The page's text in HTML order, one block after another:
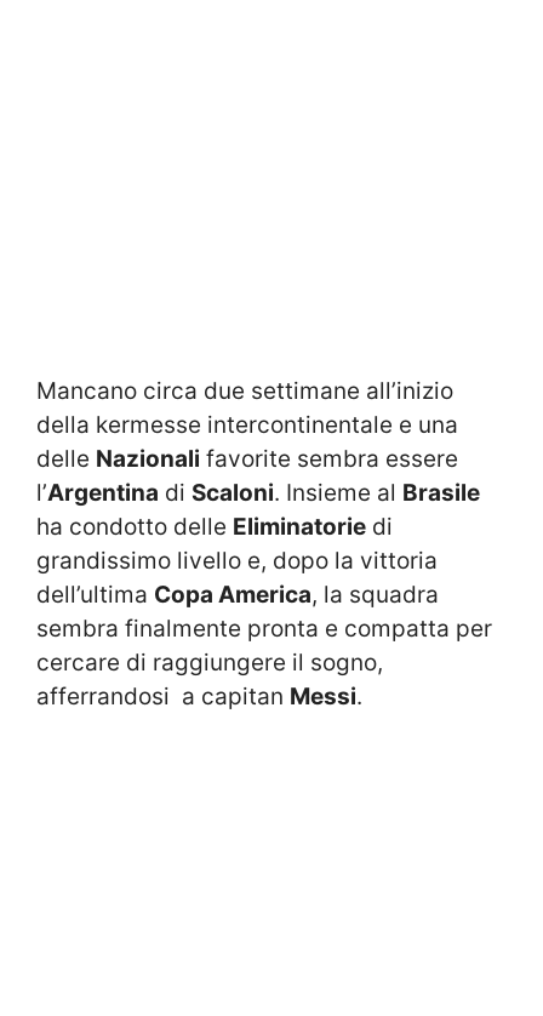
Mancano circa due settimane all’inizio
della kermesse intercontinentale e una
delle Nazionali favorite sembra essere
l’Argentina di Scaloni. Insieme al Brasile
ha condotto delle Eliminatorie di
grandissimo livello e, dopo la vittoria
dell’ultima Copa America, la squadra
sembra finalmente pronta e compatta per
cercare di raggiungere il sogno,
afferrandosi a capitan Messi.